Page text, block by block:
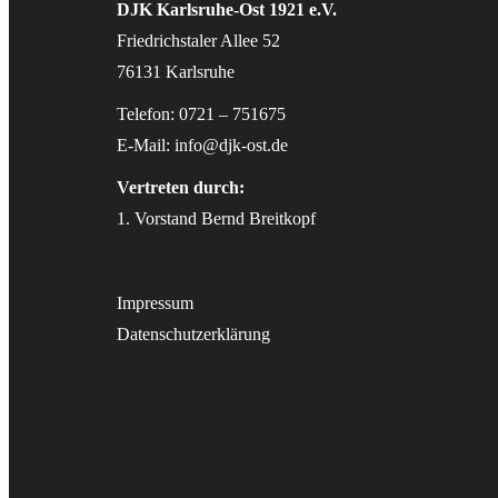
DJK Karlsruhe-Ost 1921 e.V.
Friedrichstaler Allee 52
76131 Karlsruhe
Telefon: 0721 – 751675
E-Mail: info@djk-ost.de
Vertreten durch:
1. Vorstand Bernd Breitkopf
Impressum
Datenschutzerklärung